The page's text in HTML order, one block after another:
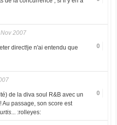
2007
0
direct!je n'ai entendu que
0
de la diva soul R&B avec un
Au passage, son score est
...:rolleyes: